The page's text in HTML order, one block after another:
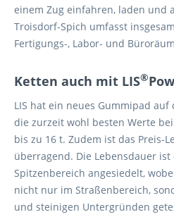
einem Zug einfahren, laden und
Troisdorf-Spich umfasst
Fertigungs-, Labor- und
Ketten auch mit LIS®
LIS hat ein neues Gummipad
die zurzeit wohl besten Werte
bis zu 16 t. Zudem ist das Preis-
überragend. Die Lebensdauer
Spitzenbereich angesiedelt,
nicht nur im Straßenbereich,
und steinigen Untergründen